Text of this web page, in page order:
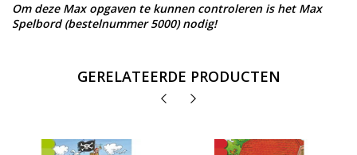
Om deze Max opgaven te kunnen controleren is het Max
Spelbord (bestelnummer 5000) nodig!
GERELATEERDE PRODUCTEN